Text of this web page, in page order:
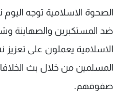
الصحوة الاسلامية توجه
ضد المستكبرين والصهاينة
الاسلامية يعملون على
المسلمين من خلال بث
صفوفهم.
الإنـتـاج
لاعلاناتكم
تواصل
شروط